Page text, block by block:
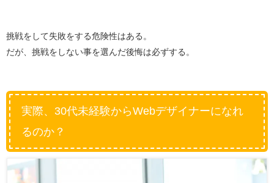
挑戦をして失敗をする危険性はある。
だが、挑戦をしない事を選んだ後悔は必ずする。
実際、30代未経験からWebデザイナーになれ
るのか？